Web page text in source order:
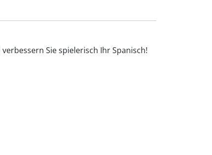
Sie spielerisch Ihr Spanisch!